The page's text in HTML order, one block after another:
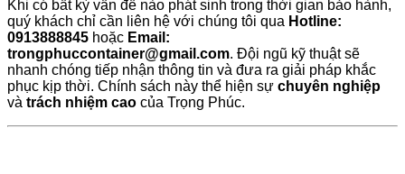
Khi có bất kỳ vấn đề nào phát sinh trong thời gian bảo hành,
quý khách chỉ cần liên hệ với chúng tôi qua Hotline:
0913888845 hoặc Email:
trongphuccontainer@gmail.com. Đội ngũ kỹ thuật sẽ
nhanh chóng tiếp nhận thông tin và đưa ra giải pháp khắc
phục kịp thời. Chính sách này thể hiện sự chuyên nghiệp
và trách nhiệm cao của Trọng Phúc.